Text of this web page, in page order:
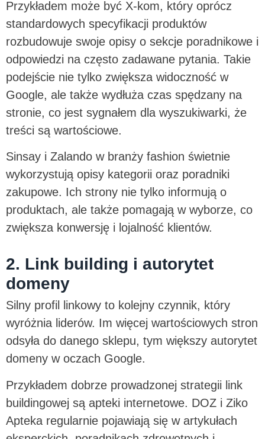
Przykładem może być X-kom, który oprócz
standardowych specyfikacji produktów
rozbudowuje swoje opisy o sekcje poradnikowe i
odpowiedzi na często zadawane pytania. Takie
podejście nie tylko zwiększa widoczność w
Google, ale także wydłuża czas spędzany na
stronie, co jest sygnałem dla wyszukiwarki, że
treści są wartościowe.
Sinsay i Zalando w branży fashion świetnie
wykorzystują opisy kategorii oraz poradniki
zakupowe. Ich strony nie tylko informują o
produktach, ale także pomagają w wyborze, co
zwiększa konwersję i lojalność klientów.
2. Link building i autorytet
domeny
Silny profil linkowy to kolejny czynnik, który
wyróżnia liderów. Im więcej wartościowych stron
odsyła do danego sklepu, tym większy autorytet
domeny w oczach Google.
Przykładem dobrze prowadzonej strategii link
buildingowej są apteki internetowe. DOZ i Ziko
Apteka regularnie pojawiają się w artykułach